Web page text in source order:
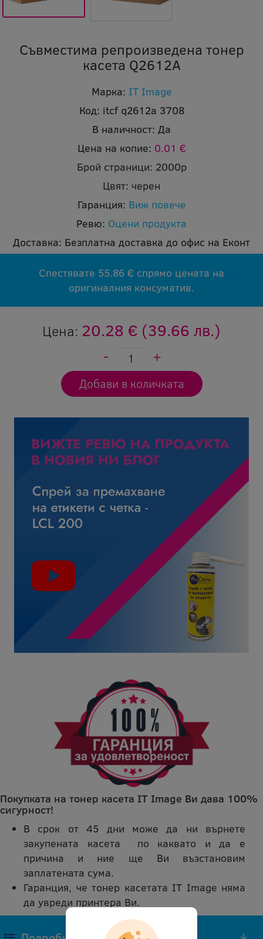
Съвместима репроизведена тонер
касета Q2612A
Марка: IT Image
Код: itcf q2612a 3708
В наличност: Да
Цена на копие: 0.01 €
Брой страници: 2000p
Цвят: черен
Гаранция: Виж повече
Ревю: Оцени продукта
Доставка: Безплатна доставка до офис на Еконт
Спестявате 55.86 € спрямо цената на
оригиналния консуматив.
Цена: 20.28 € (39.66 лв.)
Покупката на тонер касета IT Image Ви дава 100%
сигурност!
В срок от 45 дни може да ни върнете
закупената касета по каквато и да е
причина и ние ще Ви възстановим
заплатената сума.
Гаранция, че тонер касетата IT Image няма
да увреди принтера Ви.